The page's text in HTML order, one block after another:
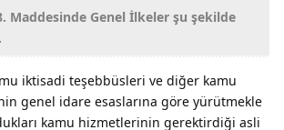
Maddesinde Genel İlkeler şu şekilde
iktisadi teşebbüsleri ve diğer kamu
genel idare esaslarına göre yürütmekle
kamu hizmetlerinin gerektirdiği asli